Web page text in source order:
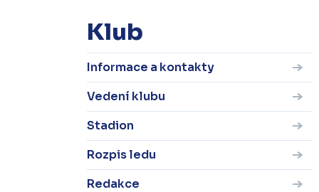
Klub
Informace a kontakty
Vedení klubu
Stadion
Rozpis ledu
Redakce